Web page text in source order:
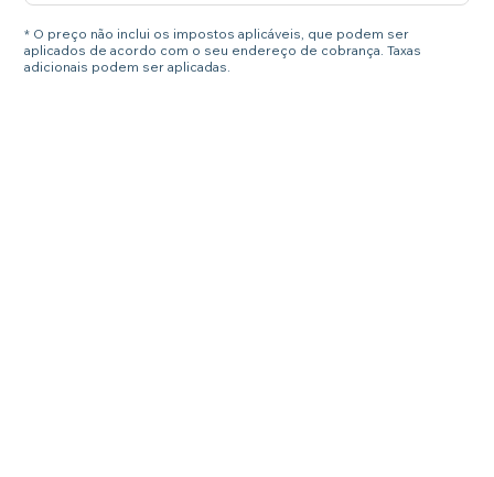
* O preço não inclui os impostos aplicáveis, que podem ser
aplicados de acordo com o seu endereço de cobrança. Taxas
adicionais podem ser aplicadas.